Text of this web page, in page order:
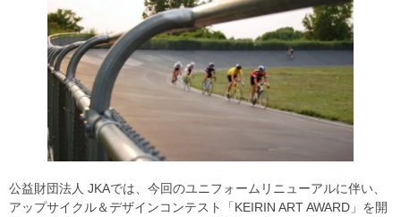
公益財団法人 JKAでは、今回のユニフォームリニューアルに伴い、
アップサイクル＆デザインコンテスト「KEIRIN ART AWARD」を開